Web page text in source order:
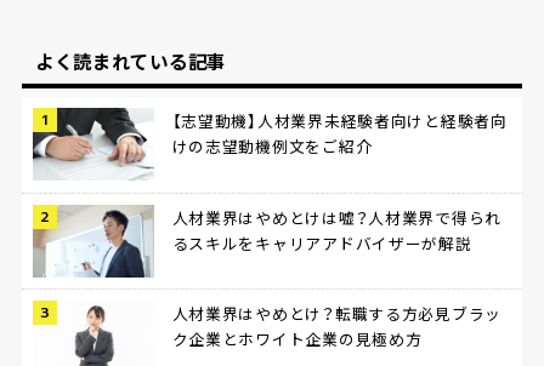
よく読まれている記事
【志望動機】人材業界未経験者向けと経験者向
けの志望動機例文をご紹介
人材業界はやめとけは嘘？人材業界で得られ
るスキルをキャリアアドバイザーが解説
人材業界はやめとけ？転職する方必見ブラッ
ク企業とホワイト企業の見極め方